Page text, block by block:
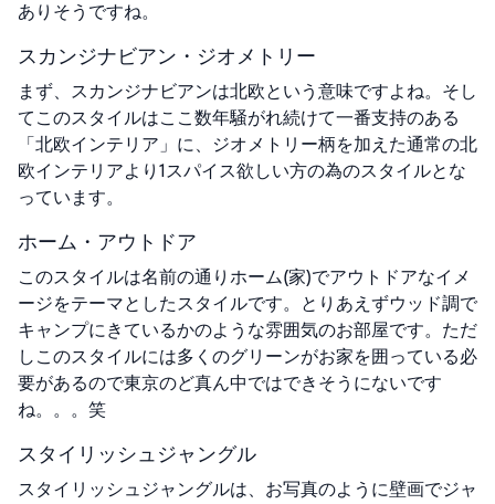
ありそうですね。
スカンジナビアン・ジオメトリー
まず、スカンジナビアンは北欧という意味ですよね。そし
てこのスタイルはここ数年騒がれ続けて一番支持のある
「北欧インテリア」に、ジオメトリー柄を加えた通常の北
欧インテリアより1スパイス欲しい方の為のスタイルとな
っています。
ホーム・アウトドア
このスタイルは名前の通りホーム(家)でアウトドアなイメ
ージをテーマとしたスタイルです。とりあえずウッド調で
キャンプにきているかのような雰囲気のお部屋です。ただ
しこのスタイルには多くのグリーンがお家を囲っている必
要があるので東京のど真ん中ではできそうにないです
ね。。。笑
スタイリッシュジャングル
スタイリッシュジャングルは、お写真のように壁画でジャ